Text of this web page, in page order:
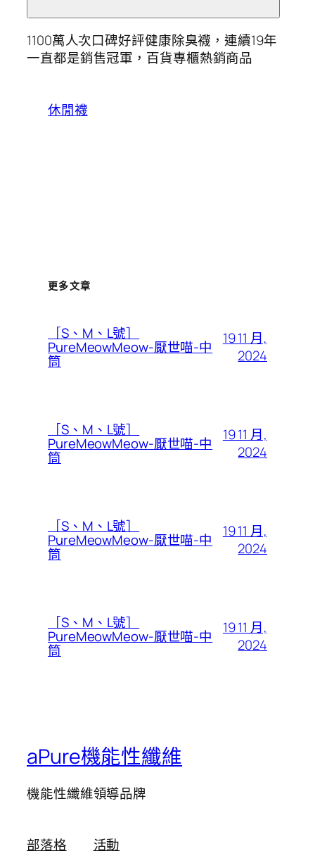
1100萬人次口碑好評健康除臭襪，連續19年
一直都是銷售冠軍，百貨專櫃熱銷商品
休閒襪
更多文章
［S、M、L號］
PureMeowMeow-厭世喵-中
筒
19 11 月,
2024
［S、M、L號］
PureMeowMeow-厭世喵-中
筒
19 11 月,
2024
［S、M、L號］
PureMeowMeow-厭世喵-中
筒
19 11 月,
2024
［S、M、L號］
PureMeowMeow-厭世喵-中
筒
19 11 月,
2024
aPure機能性纖維
機能性纖維領導品牌
部落格 活動